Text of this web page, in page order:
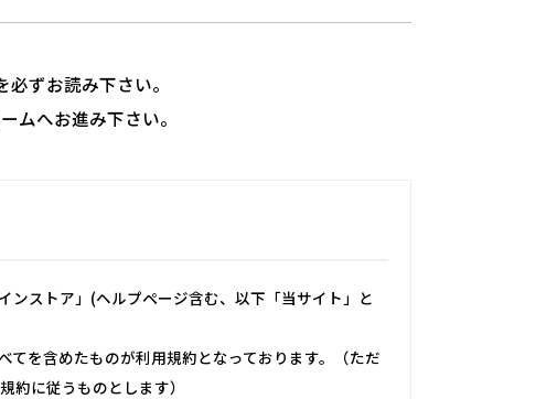
必ずお読み下さい。
ムへお進み下さい。
ンストア」(ヘルプページ含む、以下「当サイト」と
を含めたものが利用規約となっております。（ただ
約に従うものとします）